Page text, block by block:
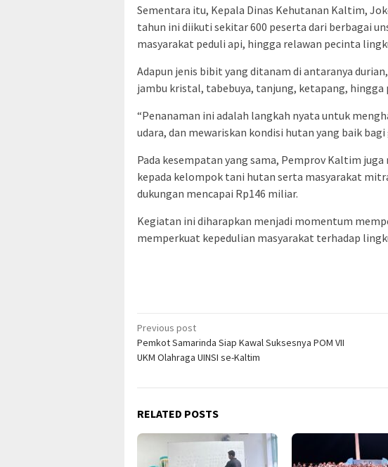
Sementara itu, Kepala Dinas Kehutanan Kaltim,
tahun ini diikuti sekitar 600 peserta dari berbagai
masyarakat peduli api, hingga relawan pecinta
Adapun jenis bibit yang ditanam di antaranya
jambu kristal, tabebuya, tanjung, ketapang, hingga
“Penanaman ini adalah langkah nyata untuk
udara, dan mewariskan kondisi hutan yang baik
Pada kesempatan yang sama, Pemprov Kaltim
kepada kelompok tani hutan serta masyarakat
dukungan mencapai Rp146 miliar.
Kegiatan ini diharapkan menjadi momentum
memperkuat kepedulian masyarakat terhadap
Post
navigation
Previous post
Pemkot Samarinda Siap Kawal Suksesnya POM VII
UKM Olahraga UINSI se-Kaltim
RELATED POSTS